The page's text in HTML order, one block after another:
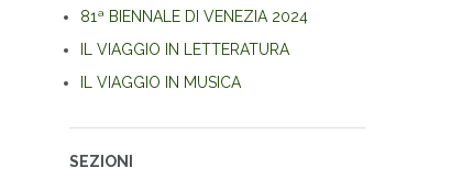
81ª BIENNALE DI VENEZIA 2024
IL VIAGGIO IN LETTERATURA
IL VIAGGIO IN MUSICA
SEZIONI